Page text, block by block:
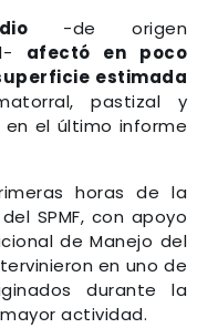
-de origen
afectó en poco
estimada
pastizal y
en el último informe
horas de la
SPMF, con apoyo
de Manejo del
en uno de
durante la
actividad.